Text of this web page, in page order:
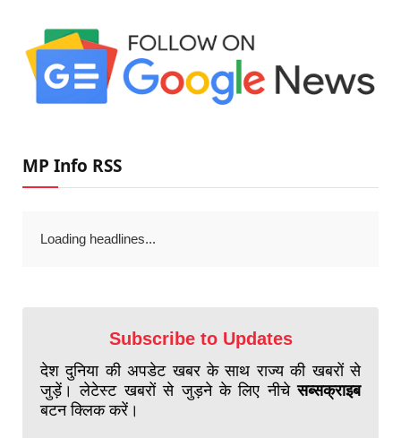
MP Info RSS
Loading headlines...
Subscribe to Updates
देश दुनिया की अपडेट खबर के साथ राज्य की खबरों से
जुड़ें। लेटेस्ट खबरों से जुड़ने के लिए नीचेसब्सक्राइब
बटन क्लिक करें।